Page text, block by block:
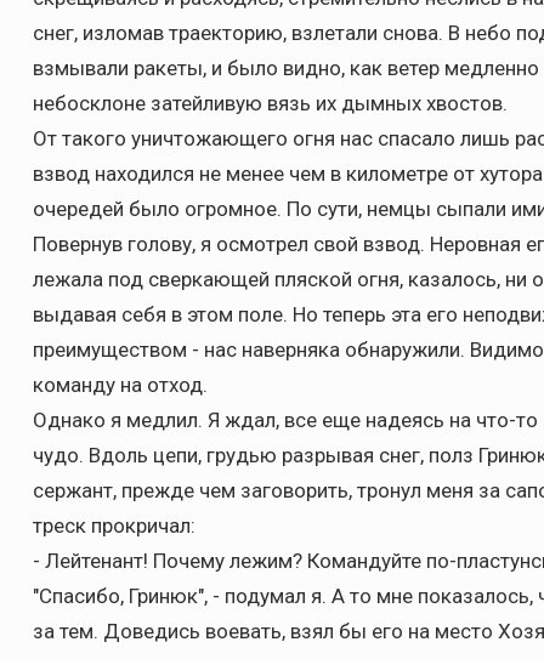
снег, изломав траекторию, взлетали снова. В небо
взмывали ракеты, и было видно, как ветер медленно
небосклоне затейливую вязь их дымных хвостов.
От такого уничтожающего огня нас спасало лишь
взвод находился не менее чем в километре от
очередей было огромное. По сути, немцы сыпали
Повернув голову, я осмотрел свой взвод. Неровная
лежала под сверкающей пляской огня, казалось, ни
выдавая себя в этом поле. Но теперь эта его
преимуществом - нас наверняка обнаружили.
команду на отход.
Однако я медлил. Я ждал, все еще надеясь на что-
чудо. Вдоль цепи, грудью разрывая снег, полз
сержант, прежде чем заговорить, тронул меня за
треск прокричал:
- Лейтенант! Почему лежим? Командуйте по-
"Спасибо, Гринюк", - подумал я. А то мне показалось,
за тем. Доведись воевать, взял бы его на место